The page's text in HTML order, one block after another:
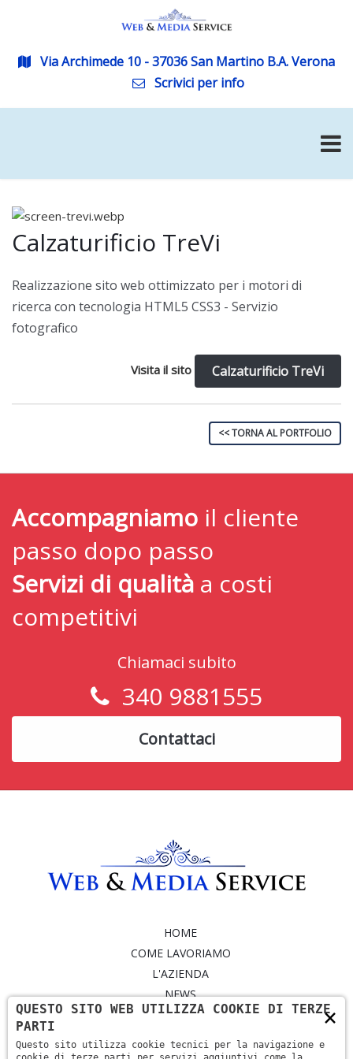
Via Archimede 10 - 37036 San Martino B.A. Verona
Scrivici per info
Calzaturificio TreVi
Realizzazione sito web ottimizzato per i motori di
ricerca con tecnologia HTML5 CSS3 - Servizio
fotografico
Visita il sito Calzaturificio TreVi
<< TORNA AL PORTFOLIO
Accompagniamo il cliente
passo dopo passo
Servizi di qualità a costi
competitivi
Chiamaci subito
340 9881555
Contattaci
HOME
COME LAVORIAMO
L'AZIENDA
NEWS
SERVIZI
CONTATTI
×
QUESTO SITO WEB UTILIZZA COOKIE DI TERZE
PARTI
Questo sito utilizza cookie tecnici per la navigazione e